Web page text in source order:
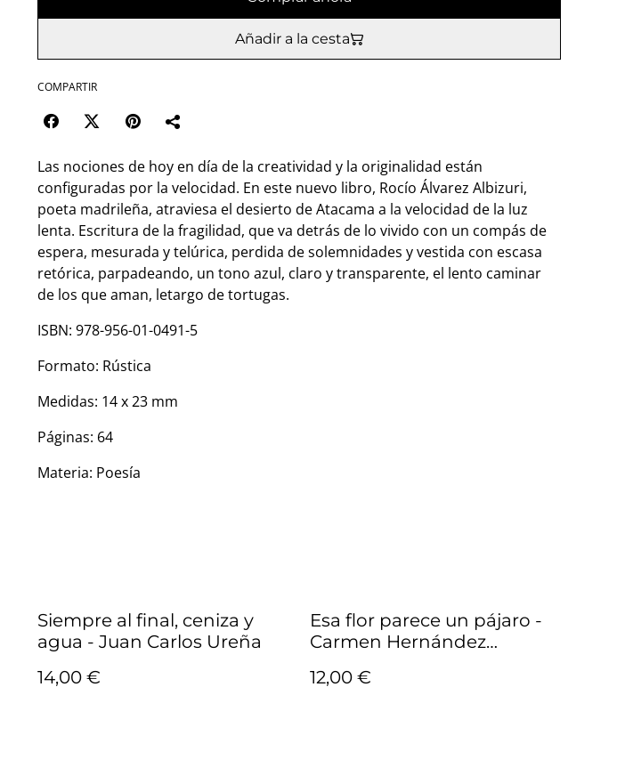
Añadir a la cesta
COMPARTIR
Las nociones de hoy en día de la creatividad y la originalidad están
configuradas por la velocidad. En este nuevo libro, Rocío Álvarez Albizuri,
poeta madrileña, atraviesa el desierto de Atacama a la velocidad de la luz
lenta. Escritura de la fragilidad, que va detrás de lo vivido con un compás de
espera, mesurada y telúrica, perdida de solemnidades y vestida con escasa
retórica, parpadeando, un tono azul, claro y transparente, el lento caminar
de los que aman, letargo de tortugas.
ISBN: 978-956-01-0491-5
Formato: Rústica
Medidas: 14 x 23 mm
Páginas: 64
Materia: Poesía
Siempre al final, ceniza y
agua - Juan Carlos Ureña
14,00 €
Esa flor parece un pájaro -
Carmen Hernández
12,00 €